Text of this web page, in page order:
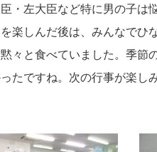
・左大臣など特に男の子は
楽しんだ後は、みんなでひ
々と食べていました。季節
たですね。次の行事が楽し